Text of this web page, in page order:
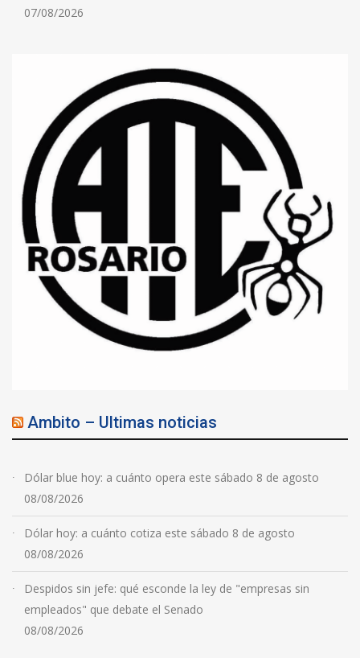
07/08/2026
Ambito – Ultimas noticias
Dólar blue hoy: a cuánto opera este sábado 8 de agosto
08/08/2026
Dólar hoy: a cuánto cotiza este sábado 8 de agosto
08/08/2026
Despidos sin jefe: qué esconde la ley de "empresas sin
empleados" que debate el Senado
08/08/2026